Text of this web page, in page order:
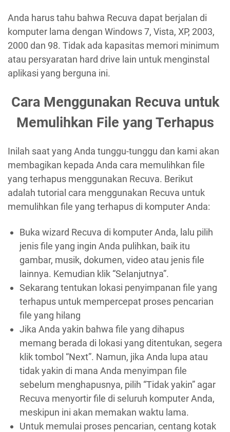
Anda harus tahu bahwa Recuva dapat berjalan di
komputer lama dengan Windows 7, Vista, XP, 2003,
2000 dan 98. Tidak ada kapasitas memori minimum
atau persyaratan hard drive lain untuk menginstal
aplikasi yang berguna ini.
Cara Menggunakan Recuva untuk
Memulihkan File yang Terhapus
Inilah saat yang Anda tunggu-tunggu dan kami akan
membagikan kepada Anda cara memulihkan file
yang terhapus menggunakan Recuva. Berikut
adalah tutorial cara menggunakan Recuva untuk
memulihkan file yang terhapus di komputer Anda:
Buka wizard Recuva di komputer Anda, lalu pilih
jenis file yang ingin Anda pulihkan, baik itu
gambar, musik, dokumen, video atau jenis file
lainnya. Kemudian klik “Selanjutnya”.
Sekarang tentukan lokasi penyimpanan file yang
terhapus untuk mempercepat proses pencarian
file yang hilang
Jika Anda yakin bahwa file yang dihapus
memang berada di lokasi yang ditentukan, segera
klik tombol “Next”. Namun, jika Anda lupa atau
tidak yakin di mana Anda menyimpan file
sebelum menghapusnya, pilih “Tidak yakin” agar
Recuva menyortir file di seluruh komputer Anda,
meskipun ini akan memakan waktu lama.
Untuk memulai proses pencarian, centang kotak